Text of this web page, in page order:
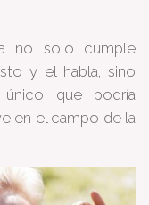
no solo cumple
y el habla, sino
que podría
en el campo de la